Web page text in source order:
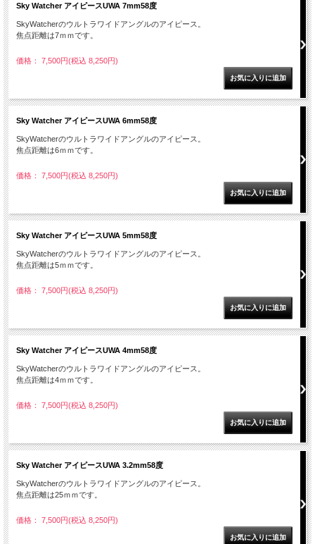
Sky Watcher アイピースUWA 7mm58度
SkyWatcherのウルトラワイドアングルのアイピース。
焦点距離は7ｍｍです。
価格： 7,500円(税込 8,250円)
Sky Watcher アイピースUWA 6mm58度
SkyWatcherのウルトラワイドアングルのアイピース。
焦点距離は6ｍｍです。
価格： 7,500円(税込 8,250円)
Sky Watcher アイピースUWA 5mm58度
SkyWatcherのウルトラワイドアングルのアイピース。
焦点距離は5ｍｍです。
価格： 7,500円(税込 8,250円)
Sky Watcher アイピースUWA 4mm58度
SkyWatcherのウルトラワイドアングルのアイピース。
焦点距離は4ｍｍです。
価格： 7,500円(税込 8,250円)
Sky Watcher アイピースUWA 3.2mm58度
SkyWatcherのウルトラワイドアングルのアイピース。
焦点距離は25ｍｍです。
価格： 7,500円(税込 8,250円)